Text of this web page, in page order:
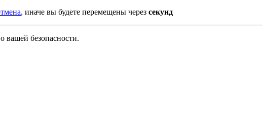
, иначе вы будете перемещены через секунд
вашей безопасности.